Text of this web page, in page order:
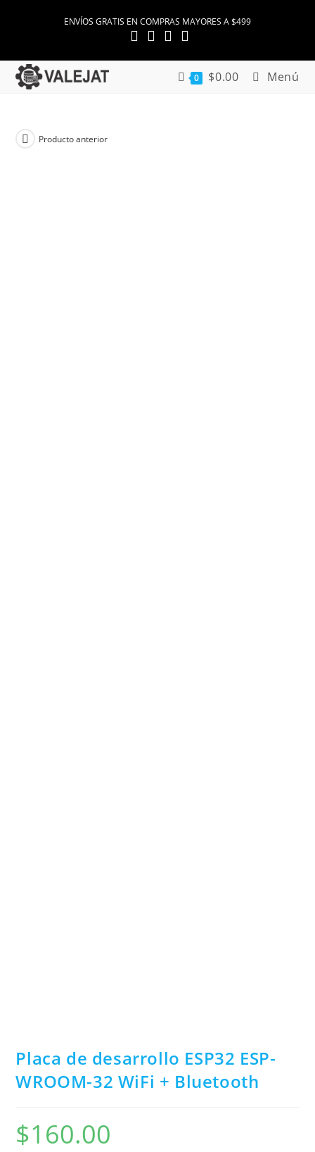
ENVÍOS GRATIS EN COMPRAS MAYORES A $499
0 $0.00 Menú
Producto anterior
Placa de desarrollo ESP32 ESP-
WROOM-32 WiFi + Bluetooth
$160.00